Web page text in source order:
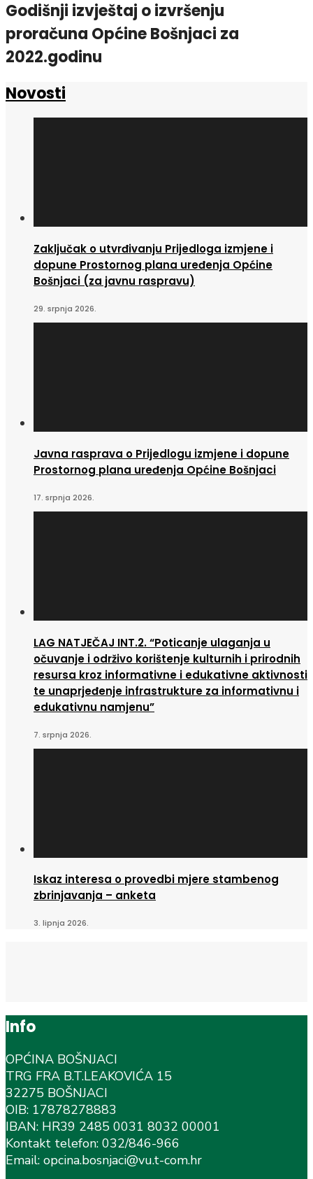
Godišnji izvještaj o izvršenju
proračuna Općine Bošnjaci za
2022.godinu
Novosti
Zaključak o utvrđivanju Prijedloga izmjene i
dopune Prostornog plana uređenja Općine
Bošnjaci (za javnu raspravu)
29. srpnja 2026.
Javna rasprava o Prijedlogu izmjene i dopune
Prostornog plana uređenja Općine Bošnjaci
17. srpnja 2026.
LAG NATJEČAJ INT.2. “Poticanje ulaganja u
očuvanje i održivo korištenje kulturnih i prirodnih
resursa kroz informativne i edukativne aktivnosti
te unaprjeđenje infrastrukture za informativnu i
edukativnu namjenu”
7. srpnja 2026.
Iskaz interesa o provedbi mjere stambenog
zbrinjavanja – anketa
3. lipnja 2026.
Info
OPĆINA BOŠNJACI
TRG FRA B.T.LEAKOVIĆA 15
32275 BOŠNJACI
OIB: 17878278883
IBAN: HR39 2485 0031 8032 00001
Kontakt telefon: 032/846-966
Email: opcina.bosnjaci@vu.t-com.hr